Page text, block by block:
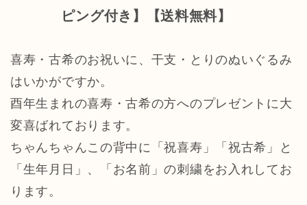
ピング付き】【送料無料】
喜寿・古希のお祝いに、干支・とりのぬいぐるみ
はいかがですか。
酉年生まれの喜寿・古希の方へのプレゼントに大
変喜ばれております。
ちゃんちゃんこの背中に「祝喜寿」「祝古希」と
「生年月日」、「お名前」の刺繍をお入れしてお
ります。